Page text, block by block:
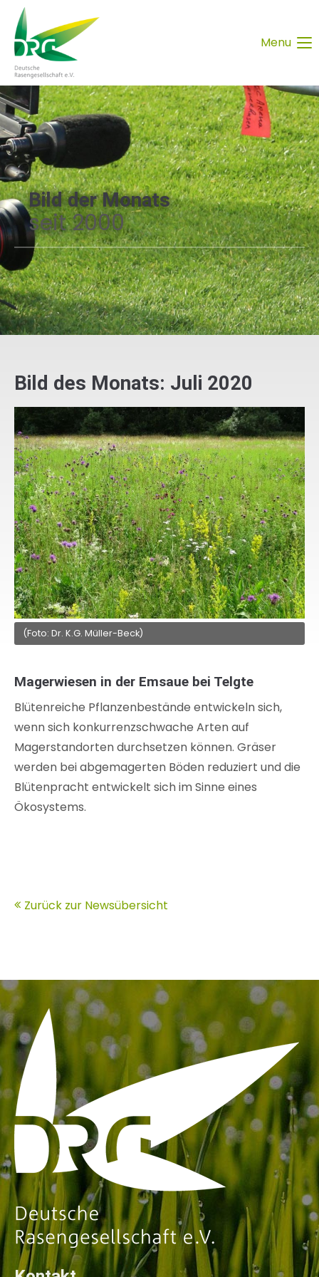
Menu
Bild der Monats
seit 2000
Bild des Monats: Juli 2020
(Foto: Dr. K.G. Müller-Beck)
Magerwiesen in der Emsaue bei Telgte
Blütenreiche Pflanzenbestände entwickeln sich,
wenn sich konkurrenzschwache Arten auf
Magerstandorten durchsetzen können. Gräser
werden bei abgemagerten Böden reduziert und die
Blütenpracht entwickelt sich im Sinne eines
Ökosystems.
Zurück zur Newsübersicht